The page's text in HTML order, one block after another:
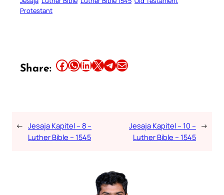
Protestant
Share: Share this article on Facebook Share this article on WhatsApp Share this article on LinkedIn Share this article on X Share this article on TelegramEmail this Article
← Jesaja Kapitel – 8 –
Luther Bible – 1545
Jesaja Kapitel – 10 –
Luther Bible – 1545
→